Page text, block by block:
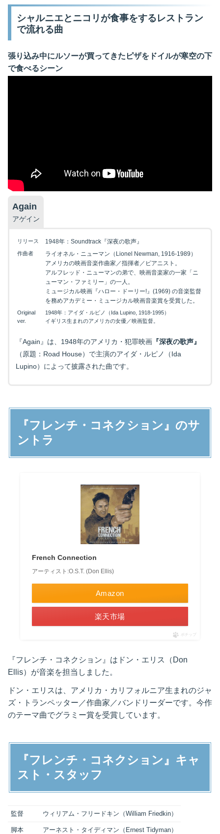
シャルニエとニコリが食事をするレストラン
で流れる曲
張り込み中にルソーが買ってきたピザをドイルが寒空の下
で食べるシーン
Again
アゲイン
リリース 1948年：Soundtrack『深夜の歌声』
作曲者
ライオネル・ニューマン（Lionel Newman, 1916-1989）
アメリカの映画音楽作曲家／指揮者／ピアニスト。
アルフレッド・ニューマンの弟で、映画音楽家の一家「ニ
ューマン・ファミリー」の一人。
ミュージカル映画『ハロー・ドーリー!』(1969) の音楽監督
を務めアカデミー・ミュージカル映画音楽賞を受賞した。
Original
ver.
1948年：アイダ・ルピノ（Ida Lupino, 1918-1995）
イギリス生まれのアメリカの女優／映画監督。
『Again』は、1948年のアメリカ・犯罪映画『深夜の歌声』
（原題：Road House）で主演のアイダ・ルピノ（Ida
Lupino）によって披露された曲です。
『フレンチ・コネクション』のサ
ントラ
French Connection
アーティスト:O.S.T. (Don Ellis)
Amazon
楽天市場
ポチップ
『フレンチ・コネクション』はドン・エリス（Don
Ellis）が音楽を担当しました。
ドン・エリスは、アメリカ・カリフォルニア生まれのジャ
ズ・トランペッター／作曲家／バンドリーダーです。今作
のテーマ曲でグラミー賞を受賞しています。
『フレンチ・コネクション』キャ
スト・スタッフ
監督 ウィリアム・フリードキン（William Friedkin）
脚本 アーネスト・タイディマン（Ernest Tidyman）